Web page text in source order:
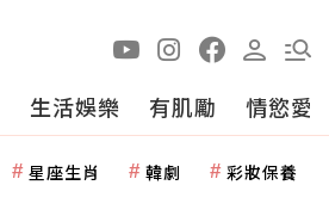
生活娛樂 有肌勵 情慾愛
星座生肖 韓劇 彩妝保養